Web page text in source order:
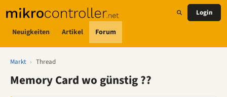
Neuigkeiten Artikel Forum
Login
Markt › Thread
Memory Card wo günstig ??